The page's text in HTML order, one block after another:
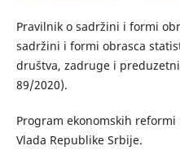
Pravilnik o sadržini i formi
sadržini i formi obrasca
društva, zadruge i
89/2020).
Program ekonomskih reformi
Vlada Republike Srbije.